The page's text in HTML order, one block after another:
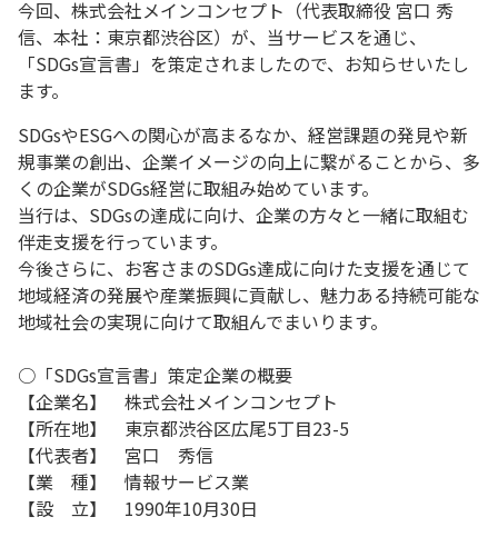
今回、株式会社メインコンセプト（代表取締役 宮口 秀
信、本社：東京都渋谷区）が、当サービスを通じ、
「SDGs宣言書」を策定されましたので、お知らせいたし
ます。
SDGsやESGへの関心が高まるなか、経営課題の発見や新
規事業の創出、企業イメージの向上に繋がることから、多
くの企業がSDGs経営に取組み始めています。
当行は、SDGsの達成に向け、企業の方々と一緒に取組む
伴走支援を行っています。
今後さらに、お客さまのSDGs達成に向けた支援を通じて
地域経済の発展や産業振興に貢献し、魅力ある持続可能な
地域社会の実現に向けて取組んでまいります。
○「SDGs宣言書」策定企業の概要
【企業名】 株式会社メインコンセプト
【所在地】 東京都渋谷区広尾5丁目23-5
【代表者】 宮口 秀信
【業 種】 情報サービス業
【設 立】 1990年10月30日